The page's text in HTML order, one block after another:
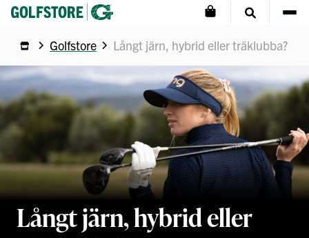
Golfstore Långt järn, hybrid eller träklubba?
Långt järn, hybrid eller